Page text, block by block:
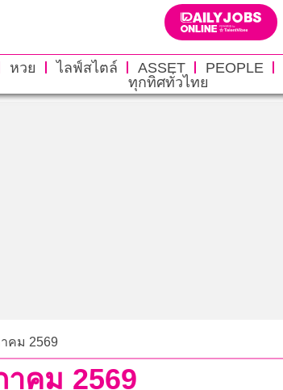
หวย ไลฟ์สไตล์ ASSET PEOPLE
ทุกทิศทั่วไทย
คม 2569
คม 2569